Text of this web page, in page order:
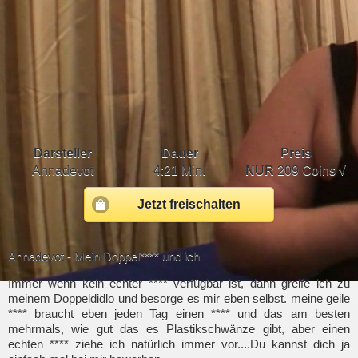
Darsteller Dauer
Preis
Annadevot
4:21 Min. NUR 209 Coins √
Jetzt freischalten
Annadevot - Mein Doppel**** und ich
Immer wenn kein echter **** verfügbar ist, dann greife ich zu
meinem Doppeldidlo und besorge es mir eben selbst. meine geile
**** braucht eben jeden Tag einen **** und das am besten
mehrmals, wie gut das es Plastikschwänze gibt, aber einen
echten **** ziehe ich natürlich immer vor....Du kannst dich ja